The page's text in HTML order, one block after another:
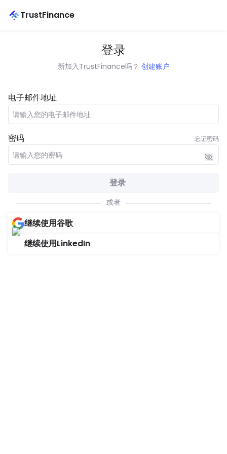
TrustFinance
登录
新加入TrustFinance吗？ 创建账户
电子邮件地址
密码 忘记密码
登录
或者
继续使用谷歌
继续使用LinkedIn